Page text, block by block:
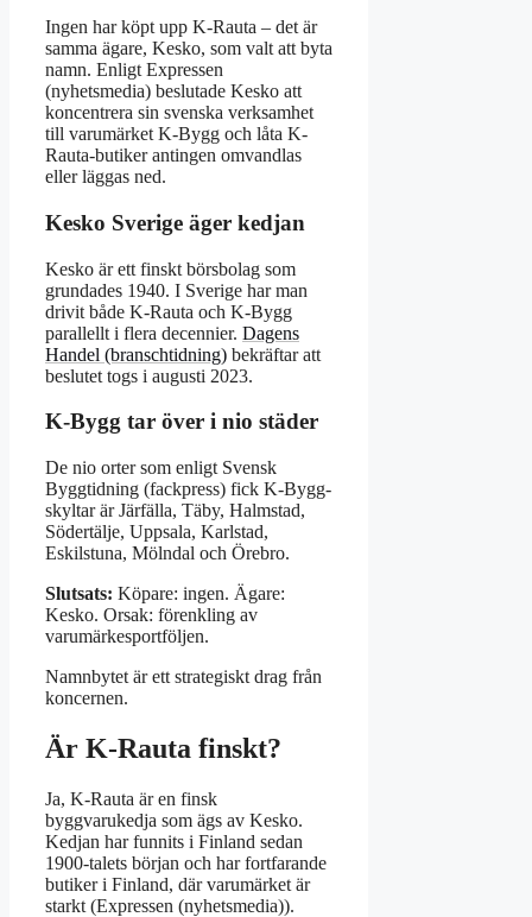
Ingen har köpt upp K-Rauta – det är
samma ägare, Kesko, som valt att byta
namn. Enligt Expressen
(nyhetsmedia) beslutade Kesko att
koncentrera sin svenska verksamhet
till varumärket K-Bygg och låta K-
Rauta-butiker antingen omvandlas
eller läggas ned.
Kesko Sverige äger kedjan
Kesko är ett finskt börsbolag som
grundades 1940. I Sverige har man
drivit både K-Rauta och K-Bygg
parallellt i flera decennier. Dagens
Handel (branschtidning) bekräftar att
beslutet togs i augusti 2023.
K-Bygg tar över i nio städer
De nio orter som enligt Svensk
Byggtidning (fackpress) fick K-Bygg-
skyltar är Järfälla, Täby, Halmstad,
Södertälje, Uppsala, Karlstad,
Eskilstuna, Mölndal och Örebro.
Slutsats: Köpare: ingen. Ägare:
Kesko. Orsak: förenkling av
varumärkesportföljen.
Namnbytet är ett strategiskt drag från
koncernen.
Är K-Rauta finskt?
Ja, K-Rauta är en finsk
byggvarukedja som ägs av Kesko.
Kedjan har funnits i Finland sedan
1900-talets början och har fortfarande
butiker i Finland, där varumärket är
starkt (Expressen (nyhetsmedia)).